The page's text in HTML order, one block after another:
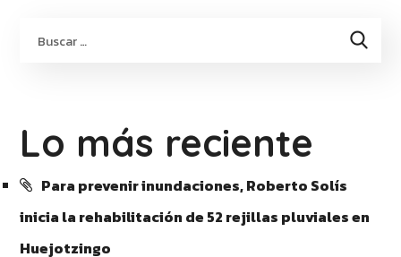
Lo más reciente
Para prevenir inundaciones, Roberto Solís
inicia la rehabilitación de 52 rejillas pluviales en
Huejotzingo